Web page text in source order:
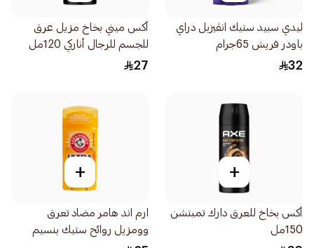
ليدي سبيد ستيك انڤيزبل دراي
باودر فريش 65جرام
32
أكس ميني بخاخ مزيل عرق
للجسم للرجال أناركي 120مل
27
+
أكس بخاخ للعرق دارك تمبتشن
150مل
+
ارم اند هامر مضاد تعرق
وومزيل روائح ستيك بنسيم